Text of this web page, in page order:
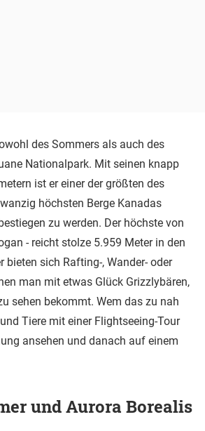
des Sommers als auch des
Nationalpark. Mit seinen knapp
ist er einer der größten des
höchsten Berge Kanadas
zu werden. Der höchste von
- reicht stolze 5.959 Meter in den
bieten sich Rafting-, Wander- oder
man mit etwas Glück Grizzlybären,
sehen bekommt. Wem das zu nah
Tiere mit einer Flightseeing-Tour
ansehen und danach auf einem
und Aurora Borealis